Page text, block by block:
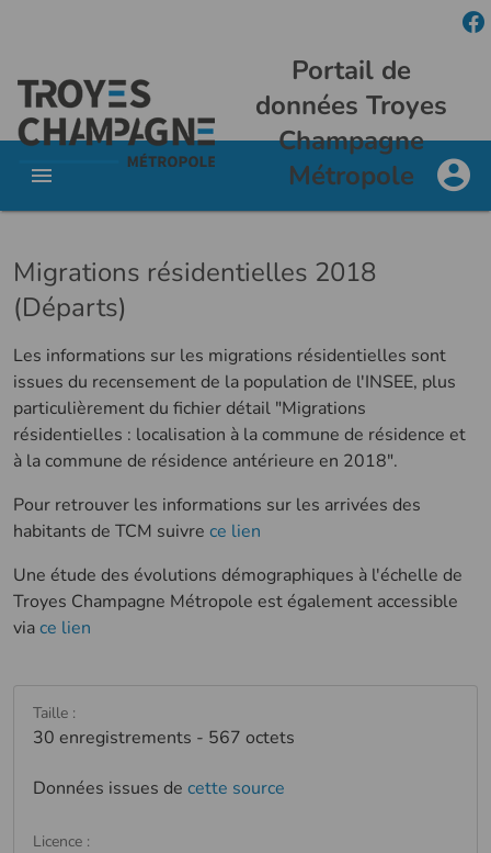
Portail de
données Troyes
Champagne
Métropole
Migrations résidentielles 2018
(Départs)
Les informations sur les migrations résidentielles sont
issues du recensement de la population de l'INSEE, plus
particulièrement du fichier détail "Migrations
résidentielles : localisation à la commune de résidence et
à la commune de résidence antérieure en 2018".
Pour retrouver les informations sur les arrivées des
habitants de TCM suivre ce lien
Une étude des évolutions démographiques à l'échelle de
Troyes Champagne Métropole est également accessible
viace lien
Taille :
30 enregistrements - 567 octets
Données issues de cette source
Licence :